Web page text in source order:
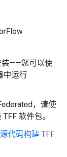
装——您可以使
中运行
，请使
TFF 软件包。
代码构建 TFF